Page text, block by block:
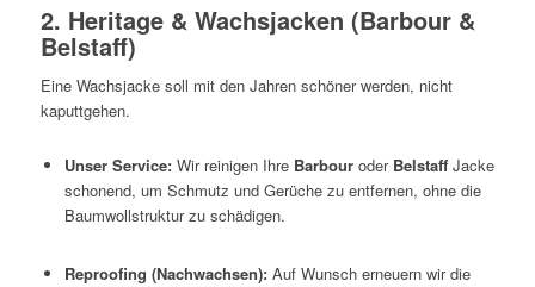
2. Heritage & Wachsjacken (Barbour &
Belstaff)
Eine Wachsjacke soll mit den Jahren schöner werden, nicht
kaputtgehen.
Unser Service:Wir reinigen Ihre Barbouroder BelstaffJacke
schonend, um Schmutz und Gerüche zu entfernen, ohne die
Baumwollstruktur zu schädigen.
Reproofing (Nachwachsen):Auf Wunsch erneuern wir die